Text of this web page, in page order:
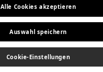
Stellenangebote
Geschichte
RECHTLICHES
Alle Cookies akzeptieren
Auswahl speichern
Cookie-Einstellungen